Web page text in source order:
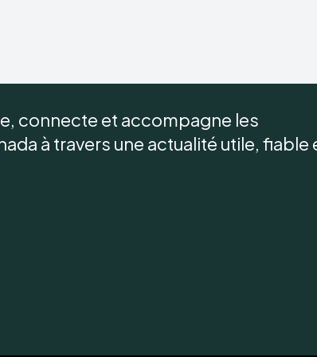
connecte et accompagne les
à travers une actualité utile, fiable